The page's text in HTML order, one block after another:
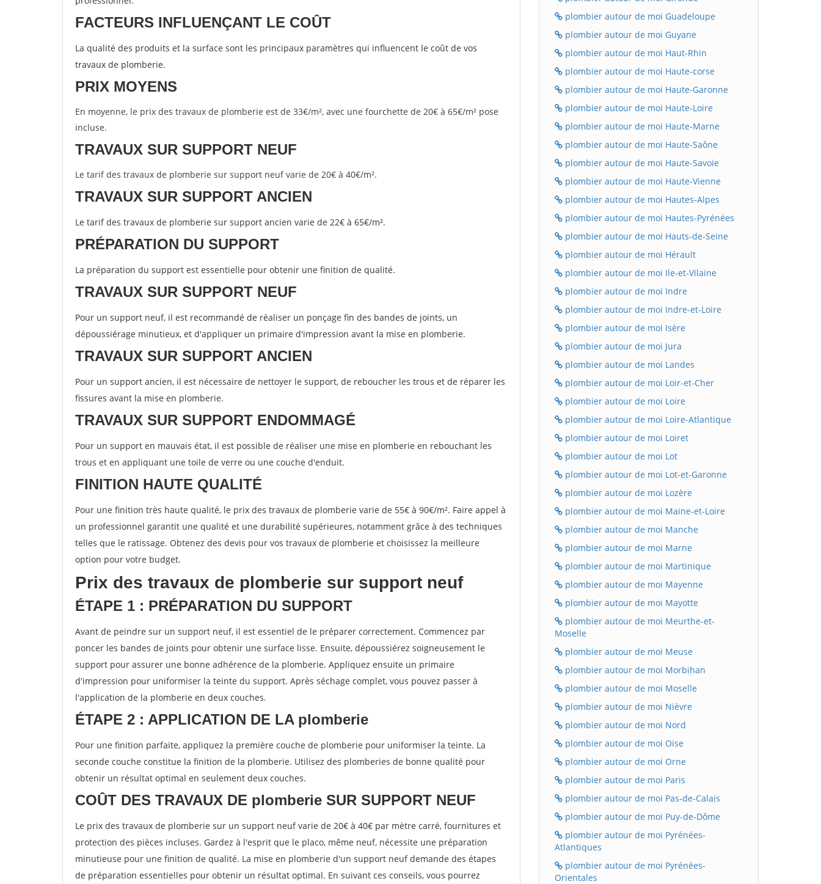
FACTEURS INFLUENÇANT LE COÛT
La qualité des produits et la surface sont les principaux paramètres qui influencent le coût de vos
travaux de plomberie.
PRIX MOYENS
En moyenne, le prix des travaux de plomberie est de 33€/m², avec une fourchette de 20€ à 65€/m² pose
incluse.
TRAVAUX SUR SUPPORT NEUF
Le tarif des travaux de plomberie sur support neuf varie de 20€ à 40€/m².
TRAVAUX SUR SUPPORT ANCIEN
Le tarif des travaux de plomberie sur support ancien varie de 22€ à 65€/m².
PRÉPARATION DU SUPPORT
La préparation du support est essentielle pour obtenir une finition de qualité.
TRAVAUX SUR SUPPORT NEUF
Pour un support neuf, il est recommandé de réaliser un ponçage fin des bandes de joints, un
dépoussiérage minutieux, et d'appliquer un primaire d'impression avant la mise en plomberie.
TRAVAUX SUR SUPPORT ANCIEN
Pour un support ancien, il est nécessaire de nettoyer le support, de reboucher les trous et de réparer les
fissures avant la mise en plomberie.
TRAVAUX SUR SUPPORT ENDOMMAGÉ
Pour un support en mauvais état, il est possible de réaliser une mise en plomberie en rebouchant les
trous et en appliquant une toile de verre ou une couche d'enduit.
FINITION HAUTE QUALITÉ
Pour une finition très haute qualité, le prix des travaux de plomberie varie de 55€ à 90€/m². Faire appel à
un professionnel garantit une qualité et une durabilité supérieures, notamment grâce à des techniques
telles que le ratissage. Obtenez des devis pour vos travaux de plomberie et choisissez la meilleure
option pour votre budget.
Prix des travaux de plomberie sur support neuf
ÉTAPE 1 : PRÉPARATION DU SUPPORT
Avant de peindre sur un support neuf, il est essentiel de le préparer correctement. Commencez par
poncer les bandes de joints pour obtenir une surface lisse. Ensuite, dépoussiérez soigneusement le
support pour assurer une bonne adhérence de la plomberie. Appliquez ensuite un primaire
d'impression pour uniformiser la teinte du support. Après séchage complet, vous pouvez passer à
l'application de la plomberie en deux couches.
ÉTAPE 2 : APPLICATION DE LA plomberie
Pour une finition parfaite, appliquez la première couche de plomberie pour uniformiser la teinte. La
seconde couche constitue la finition de la plomberie. Utilisez des plomberies de bonne qualité pour
obtenir un résultat optimal en seulement deux couches.
COÛT DES TRAVAUX DE plomberie SUR SUPPORT NEUF
Le prix des travaux de plomberie sur un support neuf varie de 20€ à 40€ par mètre carré, fournitures et
protection des pièces incluses. Gardez à l'esprit que le placo, même neuf, nécessite une préparation
minutieuse pour une finition de qualité. La mise en plomberie d'un support neuf demande des étapes
de préparation essentielles pour obtenir un résultat optimal. En suivant ces conseils, vous pourrez
plombier autour de moi Guadeloupe
plombier autour de moi Guyane
plombier autour de moi Haut-Rhin
plombier autour de moi Haute-corse
plombier autour de moi Haute-Garonne
plombier autour de moi Haute-Loire
plombier autour de moi Haute-Marne
plombier autour de moi Haute-Saône
plombier autour de moi Haute-Savoie
plombier autour de moi Haute-Vienne
plombier autour de moi Hautes-Alpes
plombier autour de moi Hautes-Pyrénées
plombier autour de moi Hauts-de-Seine
plombier autour de moi Hérault
plombier autour de moi Ile-et-Vilaine
plombier autour de moi Indre
plombier autour de moi Indre-et-Loire
plombier autour de moi Isère
plombier autour de moi Jura
plombier autour de moi Landes
plombier autour de moi Loir-et-Cher
plombier autour de moi Loire
plombier autour de moi Loire-Atlantique
plombier autour de moi Loiret
plombier autour de moi Lot
plombier autour de moi Lot-et-Garonne
plombier autour de moi Lozère
plombier autour de moi Maine-et-Loire
plombier autour de moi Manche
plombier autour de moi Marne
plombier autour de moi Martinique
plombier autour de moi Mayenne
plombier autour de moi Mayotte
plombier autour de moi Meurthe-et-
Moselle
plombier autour de moi Meuse
plombier autour de moi Morbihan
plombier autour de moi Moselle
plombier autour de moi Nièvre
plombier autour de moi Nord
plombier autour de moi Oise
plombier autour de moi Orne
plombier autour de moi Paris
plombier autour de moi Pas-de-Calais
plombier autour de moi Puy-de-Dôme
plombier autour de moi Pyrénées-
Atlantiques
plombier autour de moi Pyrénées-
Orientales